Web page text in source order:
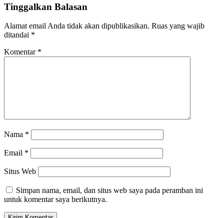
Tinggalkan Balasan
Alamat email Anda tidak akan dipublikasikan. Ruas yang wajib
ditandai *
Komentar *
Nama *
Email *
Situs Web
Simpan nama, email, dan situs web saya pada peramban ini
untuk komentar saya berikutnya.